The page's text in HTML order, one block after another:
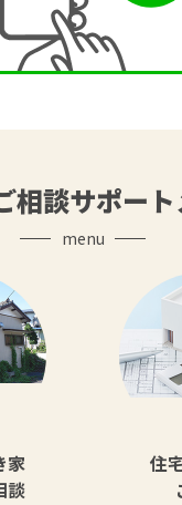
相談サポー
menu
家
談
住